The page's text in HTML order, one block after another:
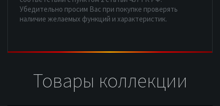
Убедительно просим Вас при покупке проверять
наличие желаемых функций и характеристик.
Товары коллекции